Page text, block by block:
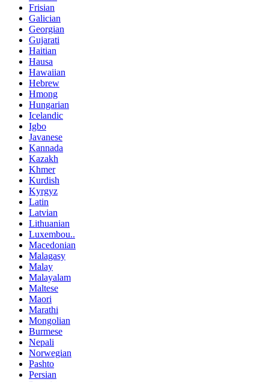
Frisian
Galician
Georgian
Gujarati
Haitian
Hausa
Hawaiian
Hebrew
Hmong
Hungarian
Icelandic
Igbo
Javanese
Kannada
Kazakh
Khmer
Kurdish
Kyrgyz
Latin
Latvian
Lithuanian
Luxembou..
Macedonian
Malagasy
Malay
Malayalam
Maltese
Maori
Marathi
Mongolian
Burmese
Nepali
Norwegian
Pashto
Persian